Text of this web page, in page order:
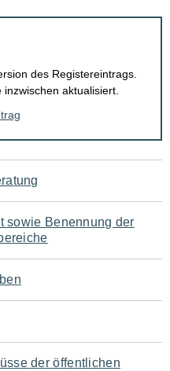
des Registereintrags.
aktualisiert.
sowie Benennung der
der öffentlichen